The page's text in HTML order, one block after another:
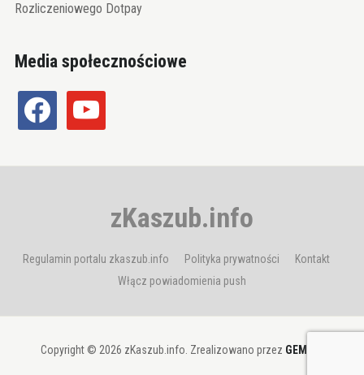
Rozliczeniowego Dotpay
Media społecznościowe
facebook youtube
zKaszub.info
Regulamin portalu zkaszub.info Polityka prywatności
Kontakt
Włącz powiadomienia push
Copyright © 2026 zKaszub.info. Zrealizowano przez GEMBIT